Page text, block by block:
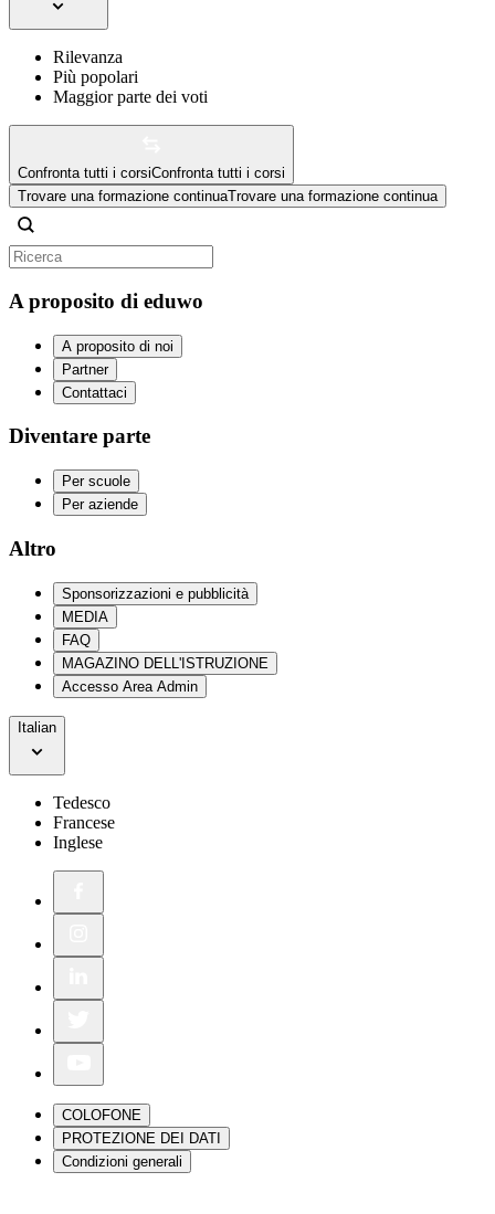
Rilevanza
Più popolari
Maggior parte dei voti
Confronta tutti i corsiConfronta tutti i corsi
Trovare una formazione continuaTrovare una formazione continua
A proposito di eduwo
A proposito di noi
Partner
Contattaci
Diventare parte
Per scuole
Per aziende
Altro
Sponsorizzazioni e pubblicità
MEDIA
FAQ
MAGAZINO DELL'ISTRUZIONE
Accesso Area Admin
Italian
Tedesco
Francese
Inglese
COLOFONE
PROTEZIONE DEI DATI
Condizioni generali